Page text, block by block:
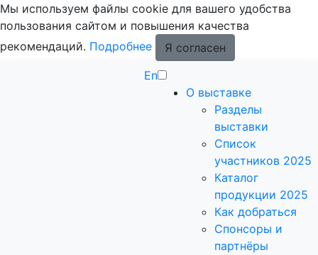
Мы используем файлы cookie для вашего удобства
пользования сайтом и повышения качества
рекомендаций. Подробнее
Я согласен
En
О выставке
Разделы
выставки
Список
участников 2025
Каталог
продукции 2025
Как добраться
Спонсоры и
партнёры